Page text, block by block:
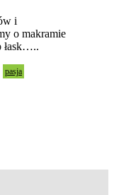
i
o makramie
łask…..
pasja